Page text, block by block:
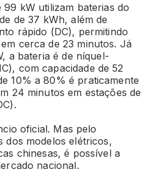
99 kW utilizam baterias do
de 37 kWh, além de
rápido (DC), permitindo
cerca de 23 minutos. Já
a bateria é de níquel-
com capacidade de 52
10% a 80% é praticamente
24 minutos em estações de
oficial. Mas pelo
dos modelos elétricos,
chinesas, é possível a
nacional.